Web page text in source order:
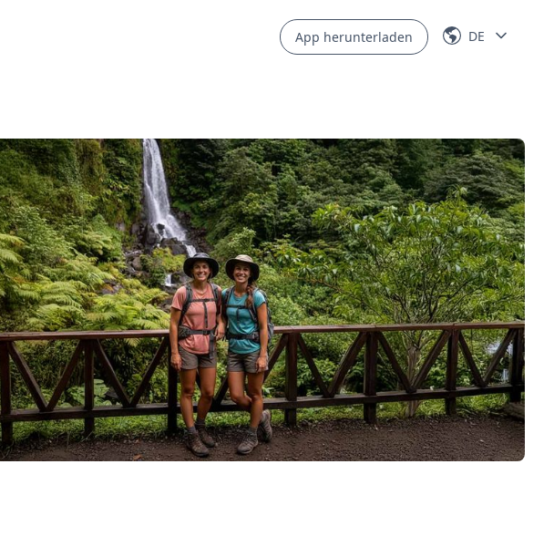
App herunterladen DE